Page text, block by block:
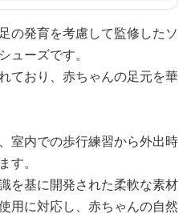
の発育を考慮して監修したソ
ューズです。
ており、赤ちゃんの足元を華
室内での歩行練習から外出時
す。
を基に開発された柔軟な素材
用に対応し、赤ちゃんの自然